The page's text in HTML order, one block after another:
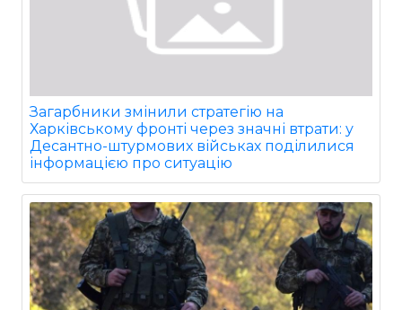
Загарбники змінили стратегію на
Харківському фронті через значні втрати: у
Десантно-штурмових військах поділилися
інформацією про ситуацію